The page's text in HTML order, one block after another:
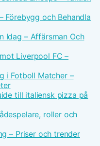
Förebygg och Behandla
Idag – Affärsman Och
Liverpool FC –
i Fotboll Matcher –
till italiensk pizza på
roller och
– Priser och trender